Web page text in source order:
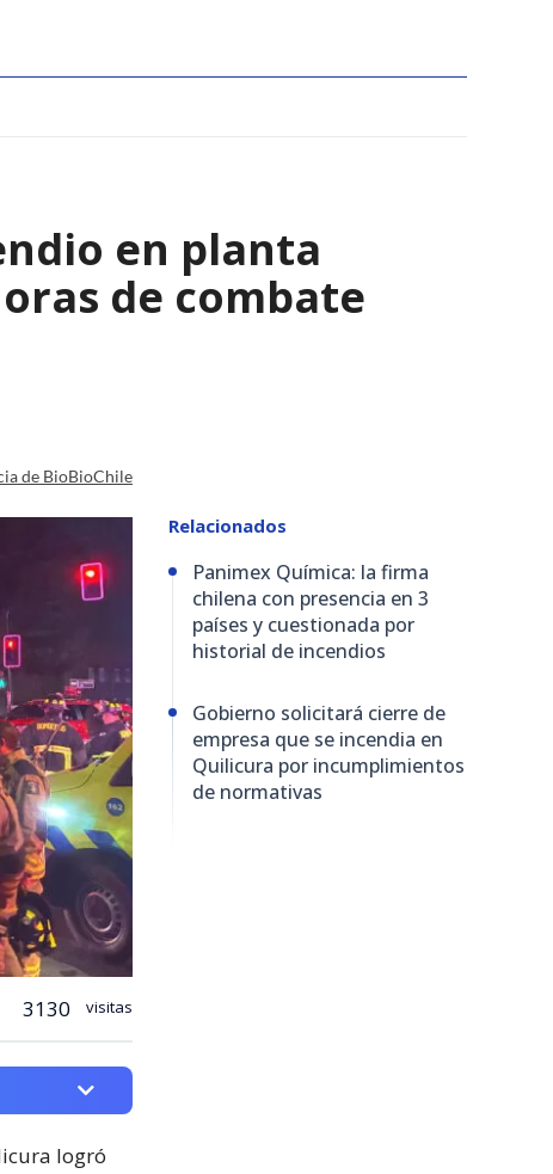
en planta
de combate
de BioBioChile
3130 visitas
logró
Relacionados
Panimex Química: la firma
chilena con presencia en 3
países y cuestionada por
historial de incendios
Gobierno solicitará cierre de
empresa que se incendia en
Quilicura por incumplimientos
de normativas